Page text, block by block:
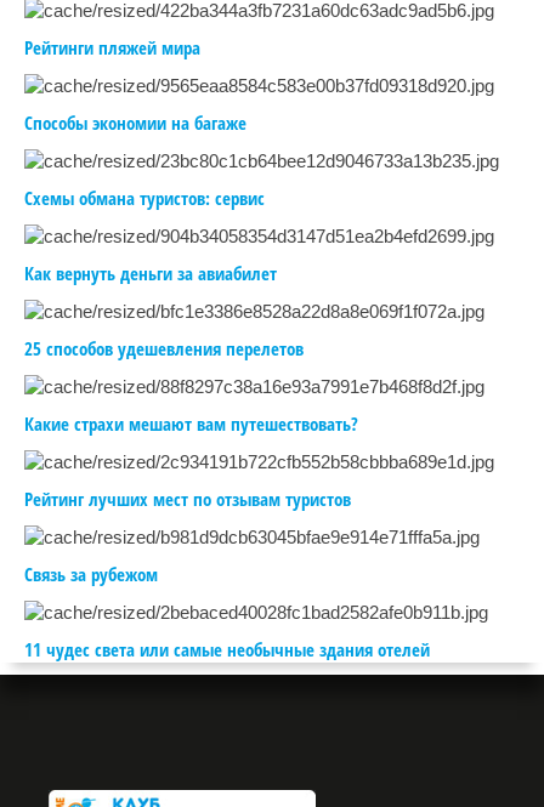
Рейтинги пляжей мира
Способы экономии на багаже
Схемы обмана туристов: сервис
Как вернуть деньги за авиабилет
25 способов удешевления перелетов
Какие страхи мешают вам путешествовать?
Рейтинг лучших мест по отзывам туристов
Связь за рубежом
11 чудес света или самые необычные здания отелей